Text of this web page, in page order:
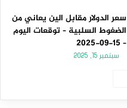
سعر الدولار مقابل الين يعاني من
الضغوط السلبية – توقعات اليوم
– 15-09-2025
سبتمبر 15, 2025